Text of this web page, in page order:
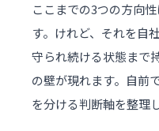
ここまでの3つの方向
す。けれど、それを自
守られ続ける状態まで
の壁が現れます。自前
を分ける判断軸を整理